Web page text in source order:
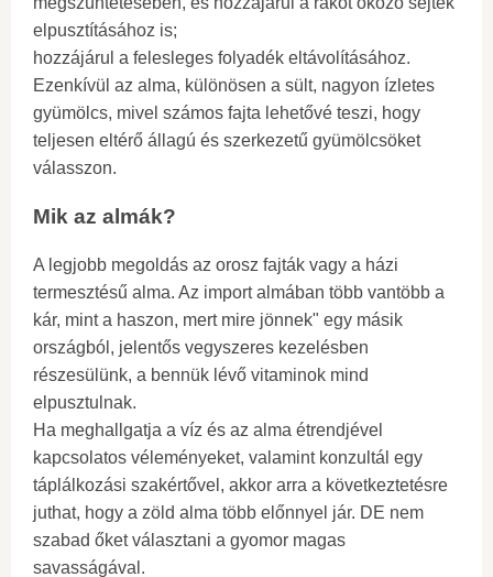
elpusztításához is;
hozzájárul a felesleges folyadék eltávolításához.
Ezenkívül az alma, különösen a sült, nagyon ízletes
gyümölcs, mivel számos fajta lehetővé teszi, hogy
teljesen eltérő állagú és szerkezetű gyümölcsöket
válasszon.
Mik az almák?
A legjobb megoldás az orosz fajták vagy a házi
termesztésű alma. Az import almában több vantöbb a
kár, mint a haszon, mert mire jönnek" egy másik
országból, jelentős vegyszeres kezelésben
részesülünk, a bennük lévő vitaminok mind
elpusztulnak.
Ha meghallgatja a víz és az alma étrendjével
kapcsolatos véleményeket, valamint konzultál egy
táplálkozási szakértővel, akkor arra a következtetésre
juthat, hogy a zöld alma több előnnyel jár. DE nem
szabad őket választani a gyomor magas
savasságával.